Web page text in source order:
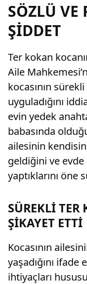
SÖZLÜ VE
ŞİDDET
Ter kokan
Aile
kocasının
uyguladığını
evin yedek
babasında
ailesinin
geldiğini ve
yaptıklarını öne
SÜREKLİ
ŞİKAYET ETTİ
Kocasının
yaşadığını
ihtiyaçları